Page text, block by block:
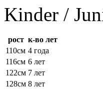
Kinder /
рост к-во лет
110см 4 года
116см 6 лет
122см 7 лет
128см 8 лет